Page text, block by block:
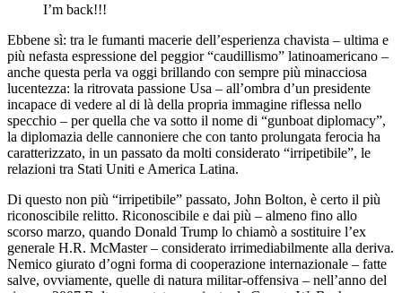
I’m back!!!
Ebbene sì: tra le fumanti macerie dell’esperienza chavista – ultima e
più nefasta espressione del peggior “caudillismo” latinoamericano –
anche questa perla va oggi brillando con sempre più minacciosa
lucentezza: la ritrovata passione Usa – all’ombra d’un presidente
incapace di vedere al di là della propria immagine riflessa nello
specchio – per quella che va sotto il nome di “gunboat diplomacy”,
la diplomazia delle cannoniere che con tanto prolungata ferocia ha
caratterizzato, in un passato da molti considerato “irripetibile”, le
relazioni tra Stati Uniti e America Latina.
Di questo non più “irripetibile” passato, John Bolton, è certo il più
riconoscibile relitto. Riconoscibile e dai più – almeno fino allo
scorso marzo, quando Donald Trump lo chiamò a sostituire l’ex
generale H.R. McMaster – considerato irrimediabilmente alla deriva.
Nemico giurato d’ogni forma di cooperazione internazionale – fatte
salve, ovviamente, quelle di natura militar-offensiva – nell’anno del